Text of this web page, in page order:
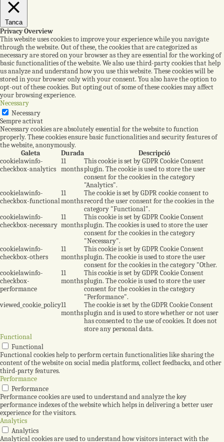
Tanca
Privacy Overview
This website uses cookies to improve your experience while you navigate
through the website. Out of these, the cookies that are categorized as
necessary are stored on your browser as they are essential for the working of
basic functionalities of the website. We also use third-party cookies that help
us analyze and understand how you use this website. These cookies will be
stored in your browser only with your consent. You also have the option to
opt-out of these cookies. But opting out of some of these cookies may affect
your browsing experience.
Necessary
Necessary
Sempre activat
Necessary cookies are absolutely essential for the website to function
properly. These cookies ensure basic functionalities and security features of
the website, anonymously.
Galeta
Durada
Descripció
cookielawinfo-
checkbox-analytics
11
months
This cookie is set by GDPR Cookie Consent
plugin. The cookie is used to store the user
consent for the cookies in the category
"Analytics".
cookielawinfo-
checkbox-functional
11
months
The cookie is set by GDPR cookie consent to
record the user consent for the cookies in the
category "Functional".
cookielawinfo-
checkbox-necessary
11
months
This cookie is set by GDPR Cookie Consent
plugin. The cookies is used to store the user
consent for the cookies in the category
"Necessary".
cookielawinfo-
checkbox-others
11
months
This cookie is set by GDPR Cookie Consent
plugin. The cookie is used to store the user
consent for the cookies in the category "Other.
cookielawinfo-
checkbox-
performance
11
months
This cookie is set by GDPR Cookie Consent
plugin. The cookie is used to store the user
consent for the cookies in the category
"Performance".
viewed_cookie_policy11
months
The cookie is set by the GDPR Cookie Consent
plugin and is used to store whether or not user
has consented to the use of cookies. It does not
store any personal data.
Functional
Functional
Functional cookies help to perform certain functionalities like sharing the
content of the website on social media platforms, collect feedbacks, and other
third-party features.
Performance
Performance
Performance cookies are used to understand and analyze the key
performance indexes of the website which helps in delivering a better user
experience for the visitors.
Analytics
Analytics
Analytical cookies are used to understand how visitors interact with the